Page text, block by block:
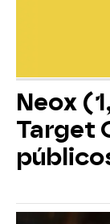
Neox
Target